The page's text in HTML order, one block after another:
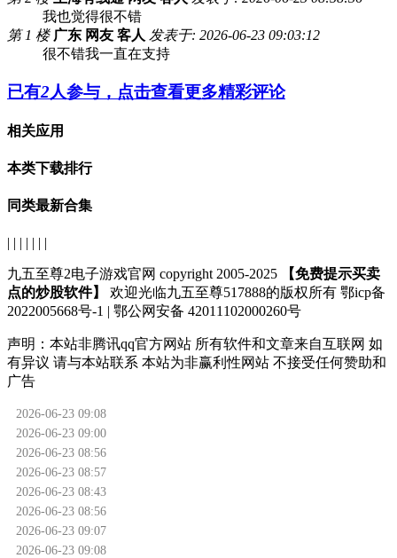
我也觉得很不错
第 1 楼 广东 网友 客人 发表于: 2026-06-23 09:03:12
很不错我一直在支持
已有2人参与，点击查看更多精彩评论
相关应用
本类下载排行
同类最新合集
| | | | | | |
九五至尊2电子游戏官网 copyright 2005-2025
【免费提示买卖
点的炒股软件】
欢迎光临九五至尊517888的版权所有 鄂icp备
2022005668号-1 | 鄂公网安备 42011102000260号
声明： 本站非腾讯qq官方网站 所有软件和文章来自互联网 如
有异议 请与本站联系 本站为非赢利性网站 不接受任何赞助和
广告
2026-06-23 09:08
2026-06-23 09:00
2026-06-23 08:56
2026-06-23 08:57
2026-06-23 08:43
2026-06-23 08:56
2026-06-23 09:07
2026-06-23 09:08